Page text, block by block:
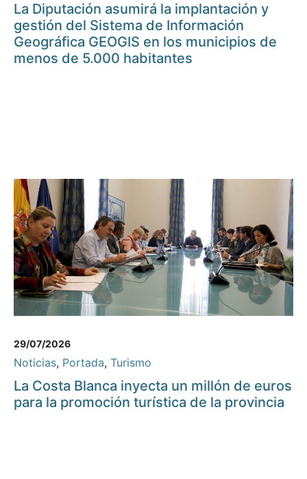
La Diputación asumirá la implantación y
gestión del Sistema de Información
Geográfica GEOGIS en los municipios de
menos de 5.000 habitantes
29/07/2026
Noticias, Portada, Turismo
La Costa Blanca inyecta un millón de euros
para la promoción turística de la provincia